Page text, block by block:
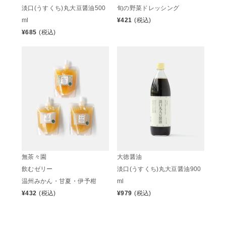
淡口(うすくち)丸大豆醤油500
ml
¥685 (税込)
旬の野菜ドレッシング
¥421 (税込)
無茶々園
飲むゼリー
温州みかん・甘夏・伊予柑
¥432 (税込)
大徳醤油
淡口(うすくち)丸大豆醤油900
ml
¥979 (税込)